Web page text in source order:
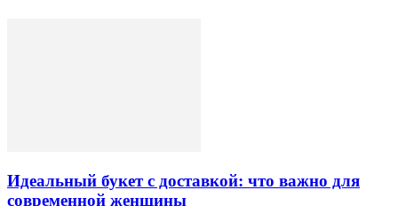
Идеальный букет с доставкой: что важно для
современной женщины